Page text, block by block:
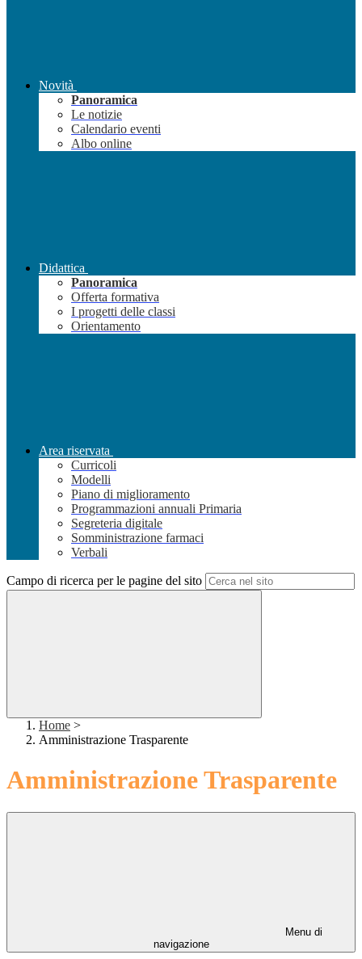
Novità
Panoramica
Le notizie
Calendario eventi
Albo online
Didattica
Panoramica
Offerta formativa
I progetti delle classi
Orientamento
Area riservata
Curricoli
Modelli
Piano di miglioramento
Programmazioni annuali Primaria
Segreteria digitale
Somministrazione farmaci
Verbali
Campo di ricerca per le pagine del sito
Home >
Amministrazione Trasparente
Amministrazione Trasparente
Menu di
navigazione